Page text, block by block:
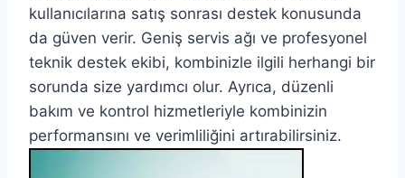
kullanıcılarına satış sonrası destek konusunda
da güven verir. Geniş servis ağı ve profesyonel
teknik destek ekibi, kombinizle ilgili herhangi bir
sorunda size yardımcı olur. Ayrıca, düzenli
bakım ve kontrol hizmetleriyle kombinizin
performansını ve verimliliğini artırabilirsiniz.